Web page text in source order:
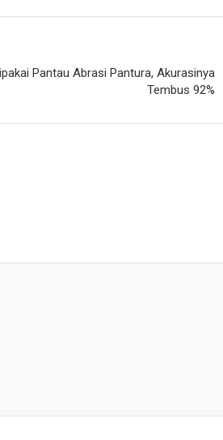
Pantau Abrasi Pantura, Akurasinya
Tembus 92%